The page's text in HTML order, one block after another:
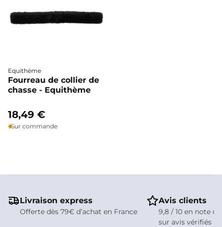
Equithème
Fourreau de collier de
chasse - Equithème
18,49 €
Sur commande
Livraison express
Offerte dès 79€ d’achat en France
Avis clients
9,8 / 10 en note
sur avis vérifiés